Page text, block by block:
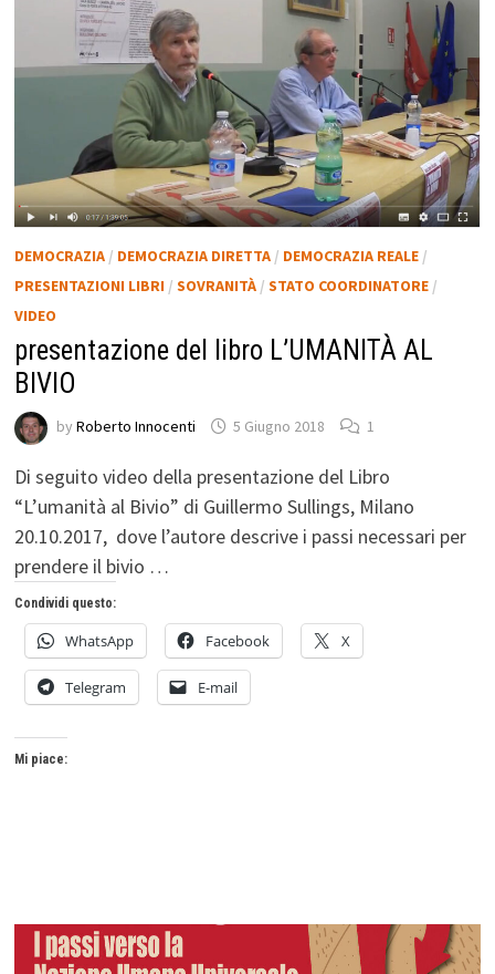
DEMOCRAZIA/ DEMOCRAZIA DIRETTA/ DEMOCRAZIA REALE/
PRESENTAZIONI LIBRI / SOVRANITÀ/ STATO COORDINATORE/
VIDEO
presentazione del libro L’UMANITÀ AL
BIVIO
by Roberto Innocenti 5 Giugno 2018 1
Di seguito video della presentazione del Libro
“L’umanità al Bivio” di Guillermo Sullings, Milano
20.10.2017, dove l’autore descrive i passi necessari per
prendere il bivio …
Condividi questo:
WhatsApp Facebook X
Telegram E-mail
Mi piace: